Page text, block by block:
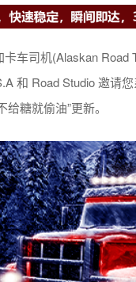
车司机(Alaskan Road
和 Road Studio 邀请
糖就偷油”更新。